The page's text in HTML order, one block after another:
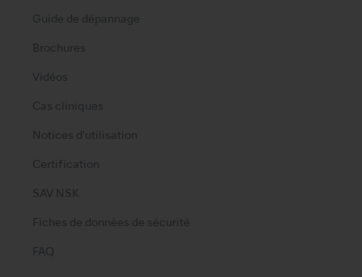
Guide de dépannage
Brochures
Vidéos
Cas cliniques
Notices d'utilisation
Certification
SAV NSK
Fiches de données de sécurité
FAQ